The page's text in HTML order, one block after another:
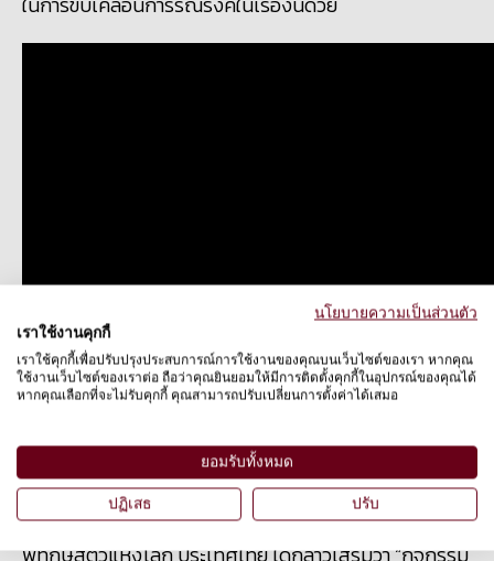
โครงการยุติการผสมพันธ์เสือในกรงเลี้ยงที่
ไม่ใช่จุดประสงค์เพื่อการอนุรักษ์
นายปัญจเดช สิงห์โทที่ปรึกษาด้านนโยบาย จากองค์กร
พิทักษ์สัตว์แห่งโลก ประเทศไทย ได้กล่าวเสริมว่า “กิจกรรม
นโยบายความเป็นส่วนตัว
เราใช้งานคุกกี้
เราใช้คุกกี้เพื่อปรับปรุงประสบการณ์การใช้งานของคุณบนเว็บไซต์ของเรา หากคุณ
ใช้งานเว็บไซต์ของเราต่อ ถือว่าคุณยินยอมให้มีการติดตั้งคุกกี้ในอุปกรณ์ของคุณได้
หากคุณเลือกที่จะไม่รับคุกกี้ คุณสามารถปรับเปลี่ยนการตั้งค่าได้เสมอ
ยอมรับทั้งหมด
ปฏิเสธ ปรับ